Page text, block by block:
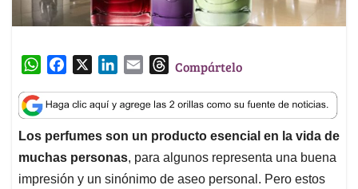
W
a
t
s
A
p
c
e
b
o
o
n
k
e
d
I
a
i
l
T
r
e
a
d
s
Compártelo
Los perfumes son un producto esencial en la vida de
muchas personas, para algunos representa una buena
impresión y un sinónimo de aseo personal. Pero estos